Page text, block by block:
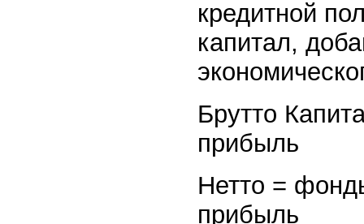
кредитной
капитал,
Брутто
прибыль
Нетто =
прибыль